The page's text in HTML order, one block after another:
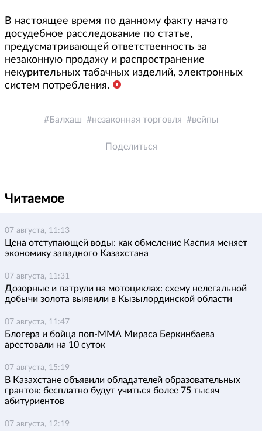
В настоящее время по данному факту начато
досудебное расследование по статье,
предусматривающей ответственность за
незаконную продажу и распространение
некурительных табачных изделий, электронных
систем потребления.
Балхаш незаконная торговля вейпы
Поделиться
Читаемое
07 августа, 11:13
Цена отступающей воды: как обмеление Каспия меняет
экономику западного Казахстана
07 августа, 11:31
Дозорные и патрули на мотоциклах: схему нелегальной
добычи золота выявили в Кызылординской области
07 августа, 11:47
Блогера и бойца поп-ММА Мираса Беркинбаева
арестовали на 10 суток
07 августа, 15:19
В Казахстане объявили обладателей образовательных
грантов: бесплатно будут учиться более 75 тысяч
абитуриентов
07 августа, 12:19